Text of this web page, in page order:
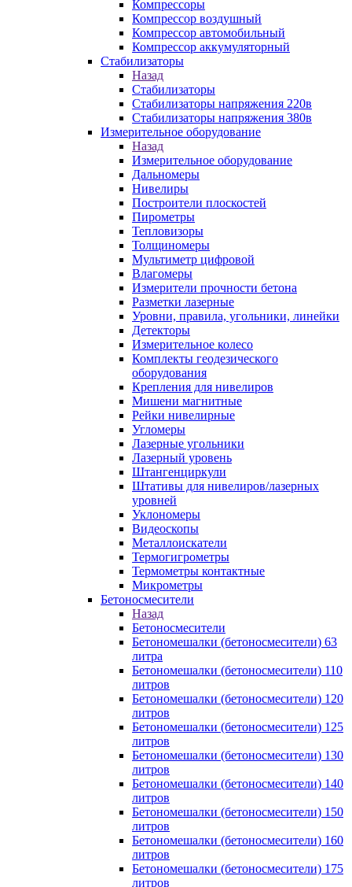
Компрессоры
Компрессор воздушный
Компрессор автомобильный
Компрессор аккумуляторный
Стабилизаторы
Назад
Стабилизаторы
Стабилизаторы напряжения 220в
Стабилизаторы напряжения 380в
Измерительное оборудование
Назад
Измерительное оборудование
Дальномеры
Нивелиры
Построители плоскостей
Пирометры
Тепловизоры
Толщиномеры
Мультиметр цифровой
Влагомеры
Измерители прочности бетона
Разметки лазерные
Уровни, правила, угольники, линейки
Детекторы
Измерительное колесо
Комплекты геодезического
оборудования
Крепления для нивелиров
Мишени магнитные
Рейки нивелирные
Угломеры
Лазерные угольники
Лазерный уровень
Штангенциркули
Штативы для нивелиров/лазерных
уровней
Уклономеры
Видеоскопы
Металлоискатели
Термогигрометры
Термометры контактные
Микрометры
Бетоносмесители
Назад
Бетоносмесители
Бетономешалки (бетоносмесители) 63
литра
Бетономешалки (бетоносмесители) 110
литров
Бетономешалки (бетоносмесители) 120
литров
Бетономешалки (бетоносмесители) 125
литров
Бетономешалки (бетоносмесители) 130
литров
Бетономешалки (бетоносмесители) 140
литров
Бетономешалки (бетоносмесители) 150
литров
Бетономешалки (бетоносмесители) 160
литров
Бетономешалки (бетоносмесители) 175
литров